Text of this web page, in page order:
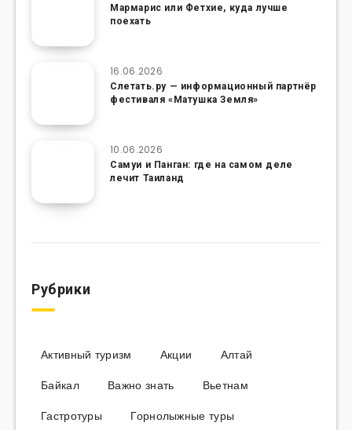
Мармарис или Фетхие, куда лучше
поехать
16.06.2026
Слетать.ру — информационный партнёр
фестиваля «Матушка Земля»
10.06.2026
Самуи и Панган: где на самом деле
лечит Таиланд
Рубрики
Активный туризм Акции
Алтай
Байкал
Важно знать
Вьетнам
Гастротуры
Горнолыжные туры